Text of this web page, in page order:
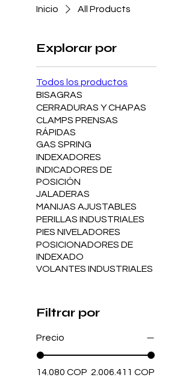
Inicio All Products
Explorar por
Todos los productos
BISAGRAS
CERRADURAS Y CHAPAS
CLAMPS PRENSAS
RÁPIDAS
GAS SPRING
INDEXADORES
INDICADORES DE
POSICIÓN
JALADERAS
MANIJAS AJUSTABLES
PERILLAS INDUSTRIALES
PIES NIVELADORES
POSICIONADORES DE
INDEXADO
VOLANTES INDUSTRIALES
Filtrar por
Precio
14.080 COP 2.006.411 COP